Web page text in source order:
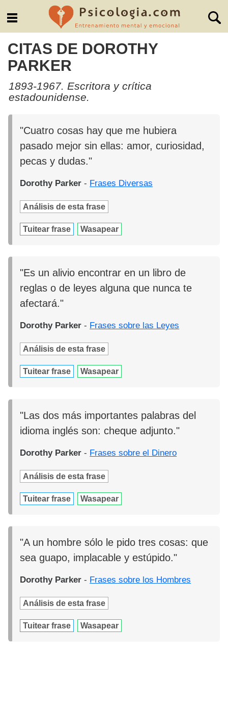
CITAS DE DOROTHY
PARKER
1893-1967. Escritora y crítica
estadounidense.
"Cuatro cosas hay que me hubiera
pasado mejor sin ellas: amor, curiosidad,
pecas y dudas."
Dorothy Parker - Frases Diversas
Análisis de esta frase
Tuitear frase Wasapear
"Es un alivio encontrar en un libro de
reglas o de leyes alguna que nunca te
afectará."
Dorothy Parker - Frases sobre las Leyes
Análisis de esta frase
Tuitear frase Wasapear
"Las dos más importantes palabras del
idioma inglés son: cheque adjunto."
Dorothy Parker - Frases sobre el Dinero
Análisis de esta frase
Tuitear frase Wasapear
"A un hombre sólo le pido tres cosas: que
sea guapo, implacable y estúpido."
Dorothy Parker - Frases sobre los Hombres
Análisis de esta frase
Tuitear frase Wasapear